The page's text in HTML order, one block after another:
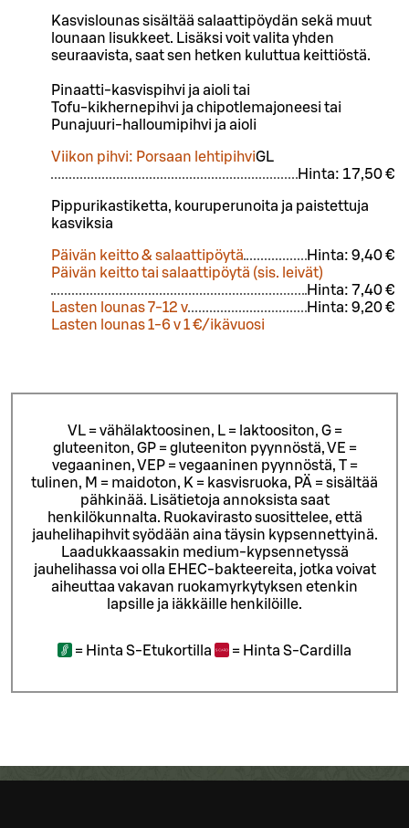
Kasvislounas sisältää salaattipöydän sekä muut
lounaan lisukkeet. Lisäksi voit valita yhden
seuraavista, saat sen hetken kuluttua keittiöstä.​
Pinaatti-kasvispihvi ja aioli tai​
Tofu-kikhernepihvi ja chipotlemajoneesi tai ​
Punajuuri-halloumipihvi ja aioli
Viikon pihvi: Porsaan lehtipihviGL
Hinta: 17,50 €
Pippurikastiketta, kouruperunoita ja paistettuja
kasviksia​
Päivän keitto & salaattipöytä Hinta: 9,40 €
Päivän keitto tai salaattipöytä (sis. leivät)
Hinta: 7,40 €
Lasten lounas 7-12 v
Hinta: 9,20 €
Lasten lounas 1-6 v 1 €/ikävuosi
VL = vähälaktoosinen, L = laktoositon, G =
gluteeniton, GP = gluteeniton pyynnöstä, VE =
vegaaninen, VEP = vegaaninen pyynnöstä, T =
tulinen, M = maidoton, K = kasvisruoka, PÄ = sisältää
pähkinää. Lisätietoja annoksista saat
henkilökunnalta. Ruokavirasto suosittelee, että
jauhelihapihvit syödään aina täysin kypsennettyinä.
Laadukkaassakin medium-kypsennetyssä
jauhelihassa voi olla EHEC-bakteereita, jotka voivat
aiheuttaa vakavan ruokamyrkytyksen etenkin
lapsille ja iäkkäille henkilöille.
= Hinta S-Etukortilla = Hinta S-Cardilla